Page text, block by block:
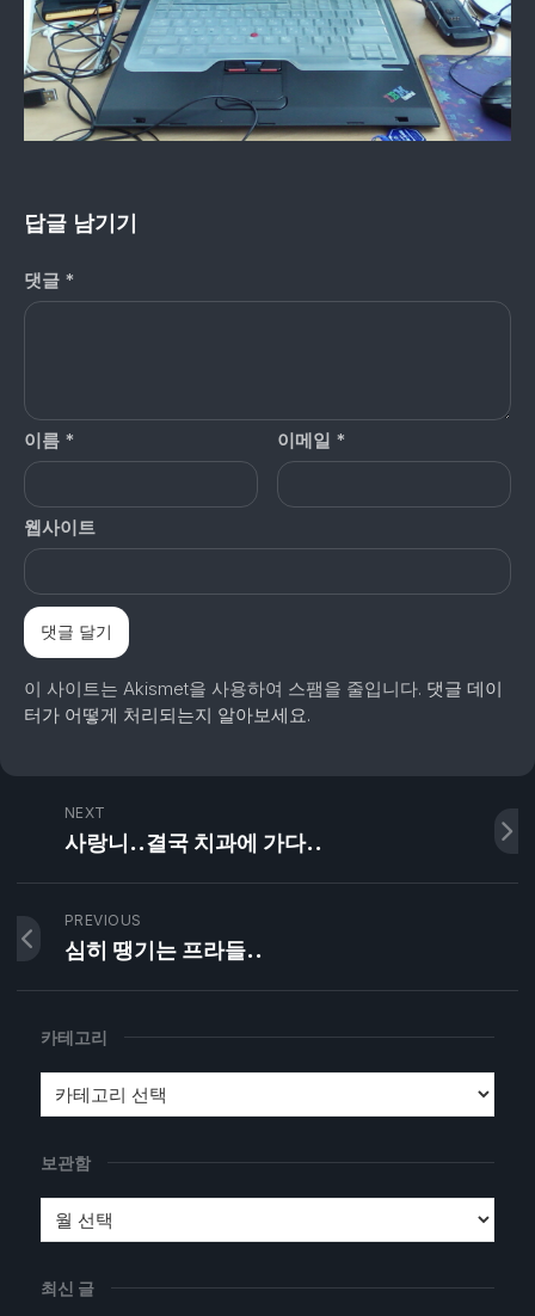
답글 남기기
댓글 *
이름 * 이메일 *
웹사이트
이 사이트는 Akismet을 사용하여 스팸을 줄입니다. 댓글 데이
터가 어떻게 처리되는지 알아보세요.
NEXT
사랑니..결국 치과에 가다..
PREVIOUS
심히 땡기는 프라들..
카테고리
보관함
최신 글